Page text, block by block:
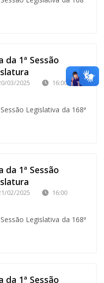
da 1ª Sessão
03/2025
16:00
Legislativa da 168ª
da 1ª Sessão
02/2025
16:00
Legislativa da 168ª
da 1ª Sessão